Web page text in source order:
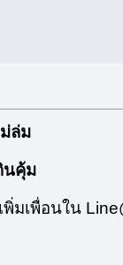
ล่ม
นคุ้ม
มเพื่อนใน